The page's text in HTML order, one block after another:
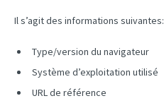
Il s’agit des informations suivantes:
Type/version du navigateur
Système d’exploitation utilisé
URL de référence